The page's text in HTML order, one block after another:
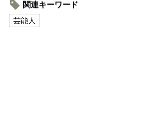
関連キーワード
芸能人